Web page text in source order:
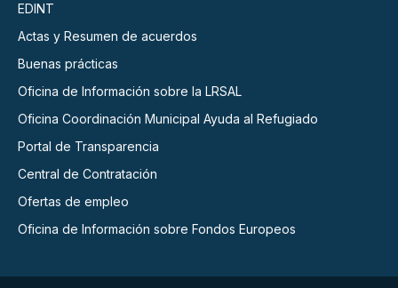
EDINT
Actas y Resumen de acuerdos
Buenas prácticas
Oficina de Información sobre la LRSAL
Oficina Coordinación Municipal Ayuda al Refugiado
Portal de Transparencia
Central de Contratación
Ofertas de empleo
Oficina de Información sobre Fondos Europeos